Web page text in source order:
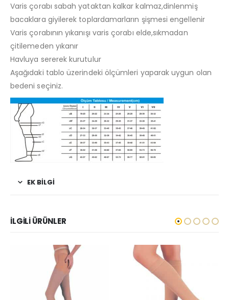
Varis çorabı sabah yataktan kalkar kalmaz,dinlenmiş
bacaklara giyilerek toplardamarların şişmesi engellenir
Varis çorabının yıkanışı varis çorabı elde,sıkmadan
çitilemeden yıkanır
Havluya sererek kurutulur
Aşağıdaki tablo üzerindeki ölçümleri yaparak uygun olan
bedeni seçiniz.
EK BILGI
İLGILI ÜRÜNLER